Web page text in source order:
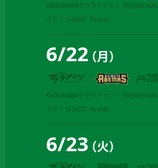
KADOKAWAサクラナイツ 渋谷ABEMAS
クス
U-NEXT Pirates
6/22（月）
KADOKAWAサクラナイツ 渋谷ABEMAS
クス
U-NEXT Pirates
6/23（火）